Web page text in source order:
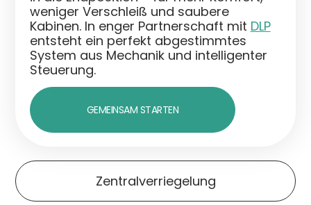
Zentralverriegelung
weniger Verschleiß und saubere
Kabinen. In enger Partnerschaft mit DLP
entsteht ein perfekt abgestimmtes
System aus Mechanik und intelligenter
Steuerung.
GEMEINSAM STARTEN